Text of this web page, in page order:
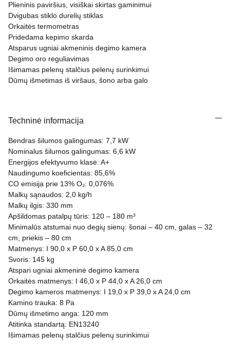
Plieninis paviršius, visiškai skirtas gaminimui
Dvigubas stiklo durelių stiklas
Orkaitės termometras
Pridedama kepimo skarda
Atsparus ugniai akmeninis degimo kamera
Degimo oro reguliavimas
Išimamas pelenų stalčius pelenų surinkimui
Dūmų išmetimas iš viršaus, šono arba galo
Techninė informacija
Bendras šilumos galingumas: 7,7 kW
Nominalus šilumos galingumas: 6,6 kW
Energijos efektyvumo klasė: A+
Naudingumo koeficientas: 85,6%
CO emisija prie 13% O₂: 0,076%
Malkų sąnaudos: 2,0 kg/h
Malkų ilgis: 330 mm
Apšildomas patalpų tūris: 120 – 180 m³
Minimalūs atstumai nuo degių sienų: šonai – 40 cm, galas – 32
cm, priekis – 80 cm
Matmenys: I 90,0 x P 60,0 x A 85,0 cm
Svoris: 145 kg
Atspari ugniai akmeninė degimo kamera
Orkaitės matmenys: I 46,0 x P 44,0 x A 26,0 cm
Degimo kameros matmenys: I 19,0 x P 39,0 x A 24,0 cm
Kamino trauka: 8 Pa
Dūmų išmetimo anga: 120 mm
Atitinka standartą: EN13240
Išimamas pelenų stalčius pelenų surinkimui